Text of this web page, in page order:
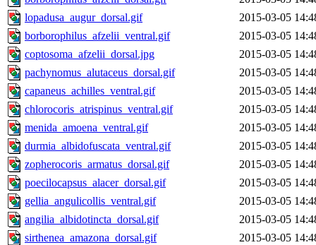
lopadusa_augur_dorsal.gif
2015-03-05
borborophilus_afzelii_ventral.gif
2015-03-05
coptosoma_afzelii_dorsal.jpg
2015-03-05
pachynomus_alutaceus_dorsal.gif
2015-03-05
capaneus_achilles_ventral.gif
2015-03-05
chlorocoris_atrispinus_ventral.gif
2015-03-05
menida_amoena_ventral.gif
2015-03-05
durmia_albidofuscata_ventral.gif
2015-03-05
zopherocoris_armatus_dorsal.gif
2015-03-05
poecilocapsus_alacer_dorsal.gif
2015-03-05
gellia_angulicollis_ventral.gif
2015-03-05
angilia_albidotincta_dorsal.gif
2015-03-05
sirthenea_amazona_dorsal.gif
2015-03-05